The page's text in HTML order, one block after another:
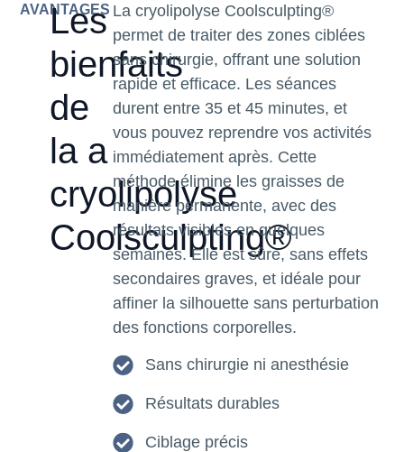
AVANTAGES
Les
bienfaits
de
la a
cryolipolyse
Coolsculpting®
La cryolipolyse Coolsculpting®
permet de traiter des zones ciblées
sans chirurgie, offrant une solution
rapide et efficace. Les séances
durent entre 35 et 45 minutes, et
vous pouvez reprendre vos activités
immédiatement après. Cette
méthode élimine les graisses de
manière permanente, avec des
résultats visibles en quelques
semaines. Elle est sûre, sans effets
secondaires graves, et idéale pour
affiner la silhouette sans perturbation
des fonctions corporelles.
Sans chirurgie ni anesthésie
Résultats durables
Ciblage précis